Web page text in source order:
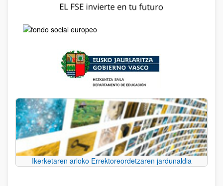
Ikerketaren arloko Errektoreordetzaren jardunaldia